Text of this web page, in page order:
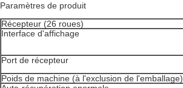
Paramètres de produit
Récepteur (26 roues)
Interface d'affichage
Port de récepteur
Poids de machine (à l'exclusion de l'emballage)